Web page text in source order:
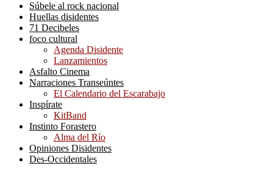
Súbele al rock nacional
Huellas disidentes
71 Decibeles
foco cultural
Agenda Disidente
Lanzamientos
Asfalto Cinema
Narraciones Transeúntes
El Calendario del Escarabajo
Inspírate
KitBand
Instinto Forastero
Alma del Río
Opiniones Disidentes
Des-Occidentales